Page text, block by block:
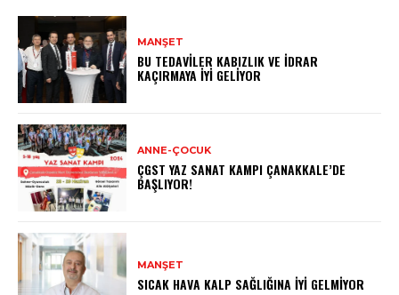
MANŞET
BU TEDAVILER KABIZLIK VE İDRAR
KAÇIRMAYA İYI GELIYOR
ANNE-ÇOCUK
ÇGST YAZ SANAT KAMPI ÇANAKKALE’DE
BAŞLIYOR!
MANŞET
SICAK HAVA KALP SAĞLIĞINA İYI GELMIYOR